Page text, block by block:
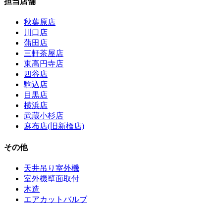
秋葉原店
川口店
蒲田店
三軒茶屋店
東高円寺店
四谷店
駒込店
目黒店
横浜店
武蔵小杉店
麻布店(旧新橋店)
その他
天井吊り室外機
室外機壁面取付
木造
エアカットバルブ